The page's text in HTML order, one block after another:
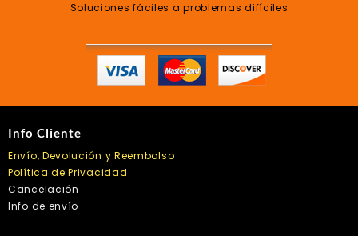
Soluciones fáciles a problemas difíciles
Info Cliente
Envío, Devolución y Reembolso
Política de Privacidad
Cancelación
Info de envío